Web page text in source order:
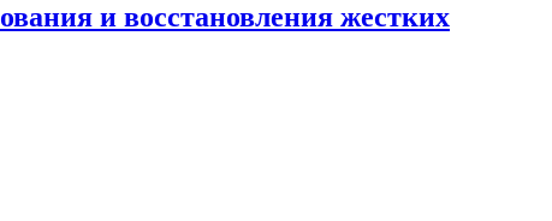
и восстановления жестких